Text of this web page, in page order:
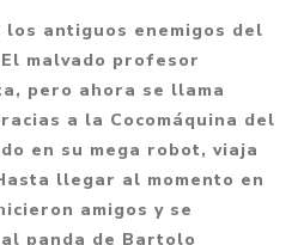
los antiguos enemigos del
malvado profesor
pero ahora se llama
a la Cocomáquina del
en su mega robot, viaja
llegar al momento en
amigos y se
panda de Bartolo